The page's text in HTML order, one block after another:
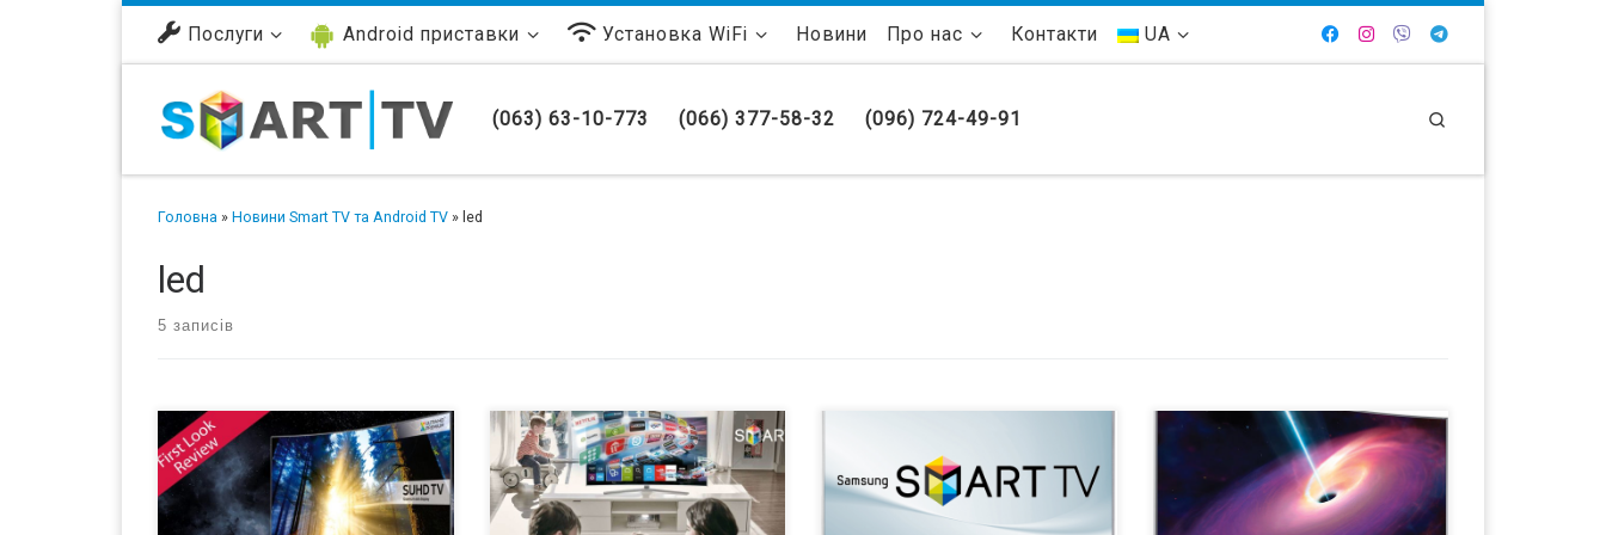
Перейти до вмісту Послуги Android приставки Установка WiFi Новини Про нас Контакти UA
(063) 63-10-773 (066) 377-58-32 (096) 724-49-91
Головна » Новини Smart TV та Android TV » led
led
5 записів
Мы открываем новую рубрику –
обзор новых и интересных (на наш
взгляд) моделей телевизоров с
технологией Smart TV! Сегодня мы
поговорим о новинке 2016 года от
Понятие современного
телевизионного уже давно не
вписывается в узкое определение
устройств, которые можно
использовать исключительно с
имеет свою модель и,
соответственно, – маркировку.
Сегодня мы разберем, что же скрыто
в моделях телевизоров Samsung,
Samsung представили свой
модельный ряд LED ТВ 2015 года на
Международной выставке
электроники CES в Лас Вегасе.
Учитывая то, насколько сильно